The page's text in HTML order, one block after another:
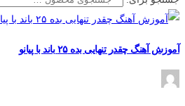
آموزش آهنگ چقدر تنهایی بده ۲۵ باند با پیانو